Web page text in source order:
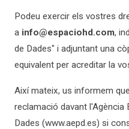
Podeu exercir els vostres
a info@espaciohd.com,
de Dades" i adjuntant una
equivalent per acreditar la
Així mateix, us informem
reclamació davant l'Agència
Dades (www.aepd.es) si